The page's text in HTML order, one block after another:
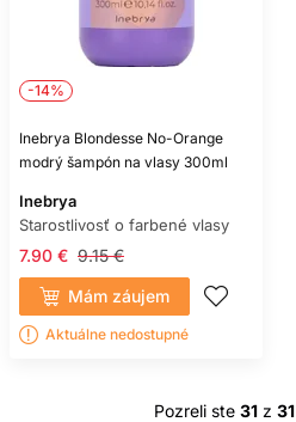
-14%
Inebrya Blondesse No-Orange
modrý šampón na vlasy 300ml
Inebrya
Starostlivosť o farbené vlasy
9.15 €
7.90 €
Mám záujem
Aktuálne nedostupné
Pozreli ste 31 z 31